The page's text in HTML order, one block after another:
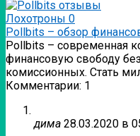
Лохотроны 0
Pollbits – обзор
Pollbits – современная
финансовую свободу
комиссионных. Стать
Комментарии: 1
дима 28.03.2020 в